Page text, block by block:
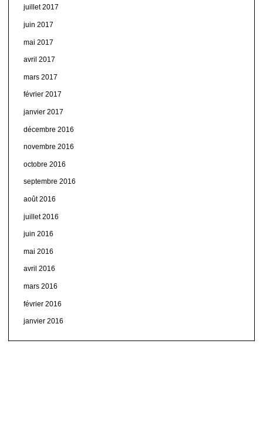
juillet 2017
juin 2017
mai 2017
avril 2017
mars 2017
février 2017
janvier 2017
décembre 2016
novembre 2016
octobre 2016
septembre 2016
août 2016
juillet 2016
juin 2016
mai 2016
avril 2016
mars 2016
février 2016
janvier 2016